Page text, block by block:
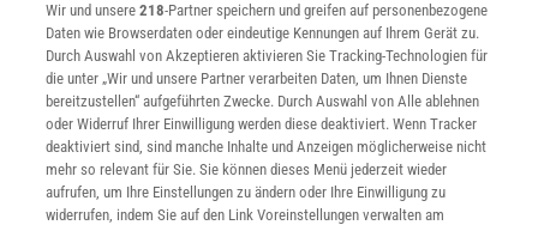
Widerruf
INFO
Mediadaten
Datenschutz
Nutzungsbedingungen
Cookie-Einstellungen
Utiq verwalten
Nutzungsbasierte Onlinewerbung
Wir und unsere218-Partner speichern und greifen auf personenbezogene
Daten wie Browserdaten oder eindeutige Kennungen auf Ihrem Gerät zu.
Durch Auswahl von Akzeptieren aktivieren Sie Tracking-Technologien für
die unter „Wir und unsere Partner verarbeiten Daten, um Ihnen Dienste
bereitzustellen“ aufgeführten Zwecke. Durch Auswahl von Alle ablehnen
oder Widerruf Ihrer Einwilligung werden diese deaktiviert. Wenn Tracker
deaktiviert sind, sind manche Inhalte und Anzeigen möglicherweise nicht
mehr so relevant für Sie. Sie können dieses Menü jederzeit wieder
aufrufen, um Ihre Einstellungen zu ändern oder Ihre Einwilligung zu
widerrufen, indem Sie auf den Link Voreinstellungen verwalten am